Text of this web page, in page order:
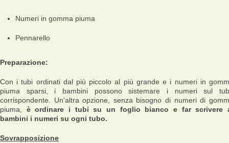
Numeri in gomma piuma
Pennarello
Preparazione:
Con i tubi ordinati dal più piccolo al più grande e i numeri in
piuma sparsi, i bambini possono sistemare i numeri sul
corrispondente. Un'altra opzione, senza bisogno di numeri di
piuma, è ordinare i tubi su un foglio bianco e far scrivere
bambini i numeri su ogni tubo.
Sovrapposizione